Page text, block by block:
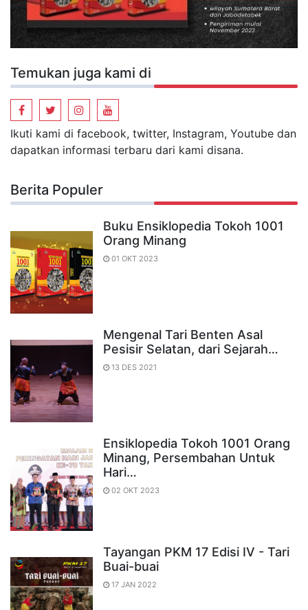
Temukan juga kami di
Ikuti kami di facebook, twitter, Instagram, Youtube dan
dapatkan informasi terbaru dari kami disana.
Berita Populer
Buku Ensiklopedia Tokoh 1001
Orang Minang
01 OKT 2023
Mengenal Tari Benten Asal
Pesisir Selatan, dari Sejarah…
13 DES 2021
Ensiklopedia Tokoh 1001 Orang
Minang, Persembahan Untuk
Hari…
02 OKT 2023
Tayangan PKM 17 Edisi IV - Tari
Buai-buai
17 JAN 2022